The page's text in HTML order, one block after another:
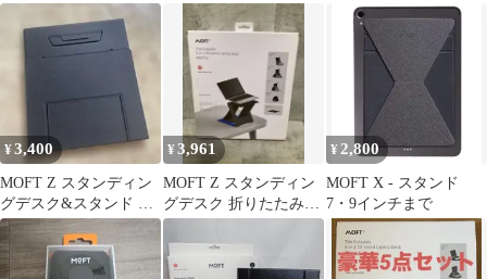
ック
¥3,400
MOFT Z スタンディン
グデスク&スタンド 折
り畳み パソコン タブレ
ット
¥3,961
MOFT Z スタンディン
グデスク 折りたたみ式
ノートPC用 ブルー
¥ 2,800
MOFT X - スタンド
7・9インチまで